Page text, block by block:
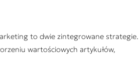
to dwie zintegrowane strategie.
wartościowych artykułów,